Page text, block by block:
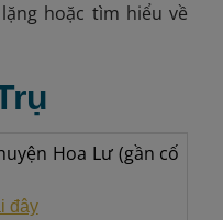
hoặc tìm hiểu về
Hoa Lư (gần cố
đây